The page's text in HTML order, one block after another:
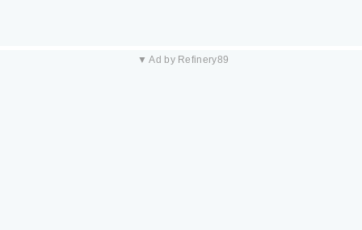
▼ Ad by Refinery89